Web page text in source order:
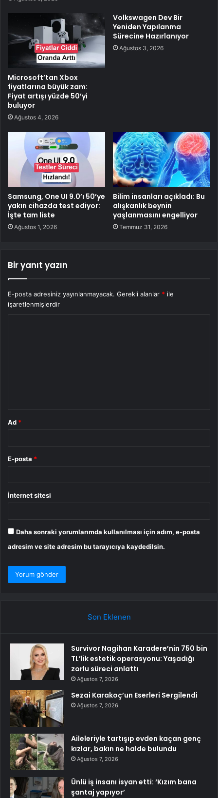
Microsoft’tan Xbox
fiyatlarına büyük zam:
Fiyat artışı yüzde 50’yi
buluyor
Ağustos 4, 2026
Volkswagen Dev Bir
Yeniden Yapılanma
Sürecine Hazırlanıyor
Ağustos 3, 2026
Samsung, One UI 9.0’ı 50’ye
yakın cihazda test ediyor:
İşte tam liste
Ağustos 1, 2026
Bilim insanları açıkladı: Bu
alışkanlık beynin
yaşlanmasını engelliyor
Temmuz 31, 2026
Bir yanıt yazın
E-posta adresiniz yayınlanmayacak. Gerekli alanlar * ile
işaretlenmişlerdir
Ad *
E-posta *
İnternet sitesi
Daha sonraki yorumlarımda kullanılması için adım, e-posta
adresim ve site adresim bu tarayıcıya kaydedilsin.
Son Eklenen
Survivor Nagihan Karadere’nin 750 bin
TL’lik estetik operasyonu: Yaşadığı
zorlu süreci anlattı
Ağustos 7, 2026
Sezai Karakoç’un Eserleri Sergilendi
Ağustos 7, 2026
Aileleriyle tartışıp evden kaçan genç
kızlar, bakın ne halde bulundu
Ağustos 7, 2026
Ünlü iş insanı isyan etti: ‘Kızım bana
şantaj yapıyor’